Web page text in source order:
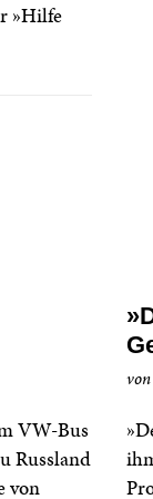
»Hilfe
VW-Bus
Russland
von
von